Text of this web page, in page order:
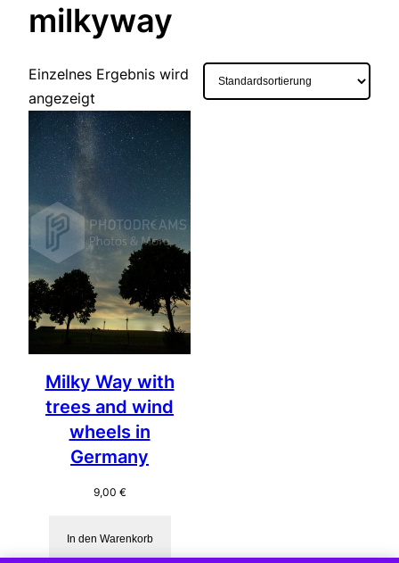
milkyway
Einzelnes Ergebnis wird
angezeigt
Milky Way with
trees and wind
wheels in
Germany
9,00 €
In den Warenkorb